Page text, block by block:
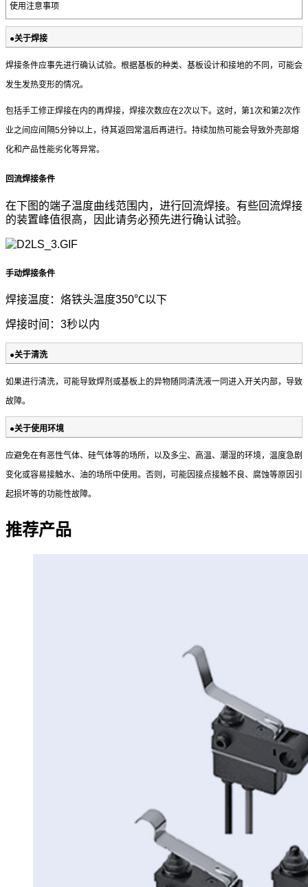
使用注意事项
●关于焊接
焊接条件应事先进行确认试验。根据基板的种类、基板设计和接地的不同，可能会
发生发热变形的情况。
包括手工修正焊接在内的再焊接，焊接次数应在2次以下。 这时，第1次和第2次作
业之间应间隔5分钟以上，待其返回常温后再进行。持续加热可能会导致外壳部熔
化和产品性能劣化等异常。
回流焊接条件
在下图的端子温度曲线范围内，进行回流焊接。有些回流焊接
的装置峰值很高，因此请务必预先进行确认试验。
手动焊接条件
焊接温度：烙铁头温度350℃以下
焊接时间：3秒以内
●关于清洗
如果进行清洗，可能导致焊剂或基板上的异物随同清洗液一同 进入开关内部，导致
故障。
●关于使用环境
应避免在有恶性气体、硅气体等的场所，以及多尘、高温、潮湿的环境，温度急剧
变化或容易接触水、油的场所中使用。 否则，可能因接点接触不良、腐蚀等原因引
起损坏等的功能性故障。
推荐产品